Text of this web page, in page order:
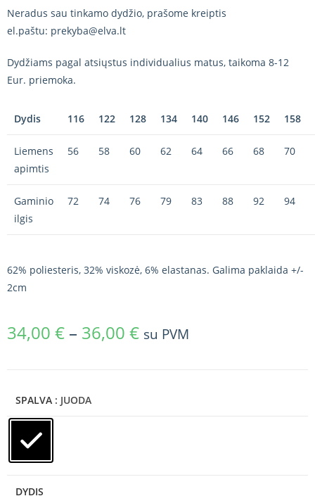
Neradus sau tinkamo dydžio, prašome kreiptis
el.paštu: prekyba@elva.lt
Dydžiams pagal atsiųstus individualius matus, taikoma 8-12
Eur. priemoka.
Dydis 116 122 128 134 140 146 152 158
Liemens
apimtis
56 58 60 62 64 66 68 70
Gaminio
ilgis
72 74 76 79 83 88 92 94
62% poliesteris, 32% viskozė, 6% elastanas. Galima paklaida +/-
2cm
34,00 € – 36,00 € su PVM
SPALVA : JUODA
DYDIS